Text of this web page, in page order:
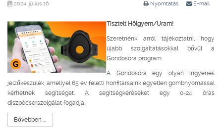
Nyomtatás E-mail
2024. július 16.
Tisztelt Hölgyem/Uram!
Szeretnénk arról tájékoztatni, hogy
újabb szolgáltatásokkal bővül a
Gondosóra program.
A Gondosóra egy olyan ingyenes
jelzőkészülék, amellyel 65 év feletti honfitársaink egyetlen gombnyomással
kérhetnek segítséget. A segítségkéréseket egy 0-24 órás
diszpécserszolgálat fogadja.
Bővebben ...